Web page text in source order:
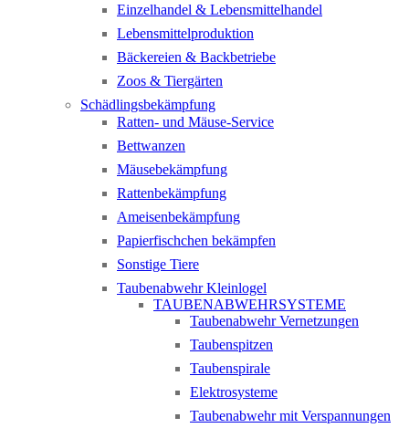
Einzelhandel & Lebensmittelhandel
Lebensmittelproduktion
Bäckereien & Backbetriebe
Zoos & Tiergärten
Schädlingsbekämpfung
Ratten- und Mäuse-Service
Bettwanzen
Mäusebekämpfung
Rattenbekämpfung
Ameisenbekämpfung
Papierfischchen bekämpfen
Sonstige Tiere
Taubenabwehr Kleinlogel
TAUBENABWEHRSYSTEME
Taubenabwehr Vernetzungen
Taubenspitzen
Taubenspirale
Elektrosysteme
Taubenabwehr mit Verspannungen